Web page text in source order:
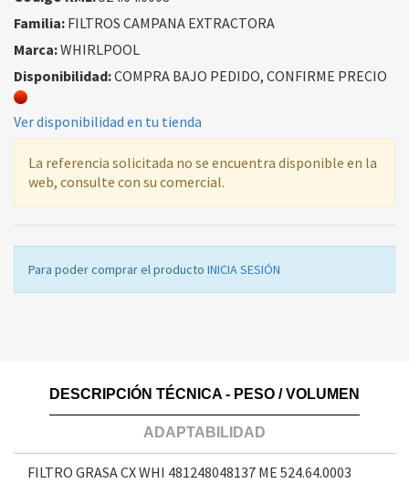
Familia: FILTROS CAMPANA EXTRACTORA
Marca:WHIRLPOOL
Disponibilidad:COMPRA BAJO PEDIDO, CONFIRME PRECIO
Ver disponibilidad en tu tienda
La referencia solicitada no se encuentra disponible en la
web, consulte con su comercial.
Para poder comprar el producto INICIA SESIÓN
DESCRIPCIÓN TÉCNICA - PESO / VOLUMEN
ADAPTABILIDAD
FILTRO GRASA CX WHI 481248048137 ME 524.64.0003